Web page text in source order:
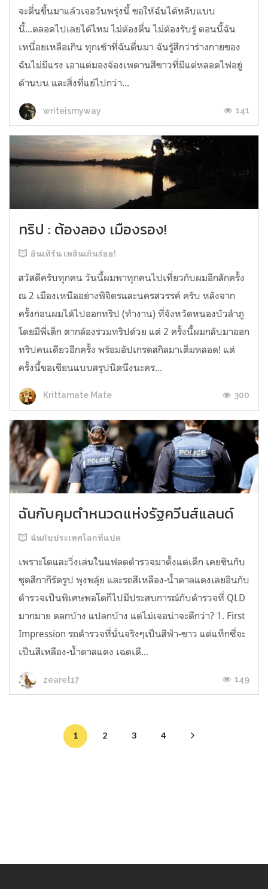
จะตื่นขึ้นมาแล้วเจอวันพรุ่งนี้ ขอให้ฉันได้หลับแบบ
นี้...ตลอดไปเลยได้ไหม ไม่ต้องตื่น ไม่ต้องรับรู้ ตอนนี้ฉัน
เหนื่อยเหลือเกิน ทุกเช้าที่ฉันตื่นมา ฉันรู้สึกว่าร่างกายของ
ฉันไม่มีแรง เอาแต่มองจ้องเพดานสีขาวที่มีแต่หลอดไฟอยู่
ด้านบน และสิ่งที่แย่ไปกว่า...
writeismyway 141
ทริป : ต้องลอง เมืองรอง!
อินเทิร์น เพลินเกินร้อย!
สวัสดีครับทุกคน วันนี้ผมพาทุกคนไปเที่ยวกับผมอีกสักครั้ง
ณ 2 เมืองเหนืออย่างพิจิตรและนครสวรรค์ ครับ หลังจาก
ครั้งก่อนผมได้ไปออกทริป (ทำงาน) ที่จังหวัดหนองบัวลำภู
โดยมีพี่เต็ก ตากล้องร่วมทริปด้วย แต่ 2 ครั้งนี้ผมกลับมาออก
ทริปคนเดียวอีกครั้ง พร้อมอัปเกรดสกิลมาเต็มหลอด! แต่
ครั้งนี้ขอเขียนแบบสรุปนิดนึงนะคร...
Krittamate Mate 300
ฉันกับคุมตำหนวดแห่งรัฐควีนส์แลนด์
ฉันกับประเทศโลกที่แปด
เพราะโตและวิ่งเล่นในแฟลตตำรวจมาตั้งแต่เด็ก เคยชินกับ
ชุดสีกากีรัดรูป พุงพลุ้ย และรถสีเหลือง-น้ำตาลแดงเลยอินกับ
ตำรวจเป็นพิเศษพอโตก็ไปมีประสบการณ์กับตำรวจที่ QLD
มากมาย ตลกบ้าง แปลกบ้าง แต่ไม่เจอน่าจะดีกว่า? 1. First
Impression รถตำรวจที่นั่นจริงๆเป็นสีฟ้า-ขาว แต่แท็กซี่จะ
เป็นสีเหลือง-น้ำตาลแดง เฉดเดี...
zearet17 149
1 2 3 4